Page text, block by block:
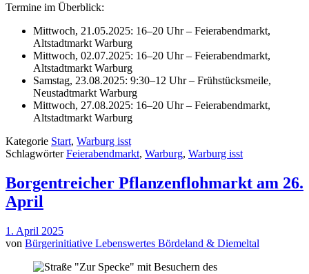
Termine im Überblick:
Mittwoch, 21.05.2025: 16–20 Uhr – Feierabendmarkt,
Altstadtmarkt Warburg
Mittwoch, 02.07.2025: 16–20 Uhr – Feierabendmarkt,
Altstadtmarkt Warburg
Samstag, 23.08.2025: 9:30–12 Uhr – Frühstücksmeile,
Neustadtmarkt Warburg
Mittwoch, 27.08.2025: 16–20 Uhr – Feierabendmarkt,
Altstadtmarkt Warburg
Kategorie Start, Warburg isst
SchlagwörterFeierabendmarkt, Warburg, Warburg isst
Borgentreicher Pflanzenflohmarkt am 26.
April
1. April 2025
von Bürgerinitiative Lebenswertes Bördeland & Diemeltal